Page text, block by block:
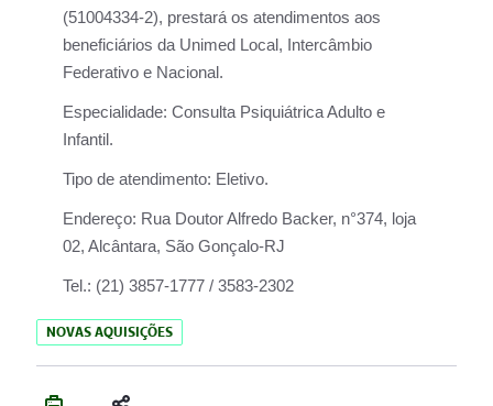
(51004334-2), prestará os atendimentos aos
beneficiários da Unimed Local, Intercâmbio
Federativo e Nacional.
Especialidade: Consulta Psiquiátrica Adulto e
Infantil.
Tipo de atendimento: Eletivo.
Endereço: Rua Doutor Alfredo Backer, n°374, loja
02, Alcântara, São Gonçalo-RJ
Tel.: (21) 3857-1777 / 3583-2302
NOVAS AQUISIÇÕES